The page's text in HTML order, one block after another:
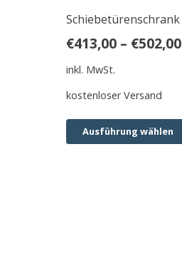
Schiebetürenschrank
€413,00– €502,00
inkl. MwSt.
kostenloser Versand
Ausführung wählen